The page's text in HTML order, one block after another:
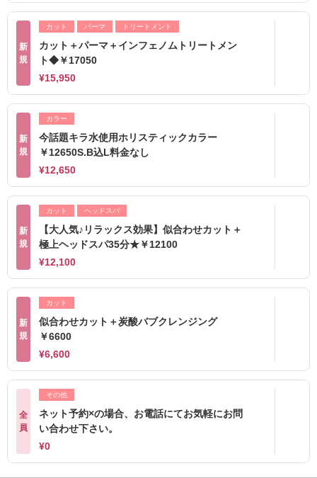
新
規
カット パーマ トリートメント
カット＋パーマ＋インフェノムトリートメン
ト◆￥17050
¥15,950
新
規
カラー
今話題キラ水使用ホリスティックカラー
￥12650S.B込L料金なし
¥12,650
新
規
カット ヘッドスパ
【大人気♪リラックス効果】似合わせカット＋
極上ヘッドスパ35分★￥12100
¥12,100
新
規
カット
似合わせカット＋炭酸バブクレンジング
￥6600
¥6,600
全
員
その他
ネット予約×の場合、お電話にてお気軽にお問
い合わせ下さい。
¥0